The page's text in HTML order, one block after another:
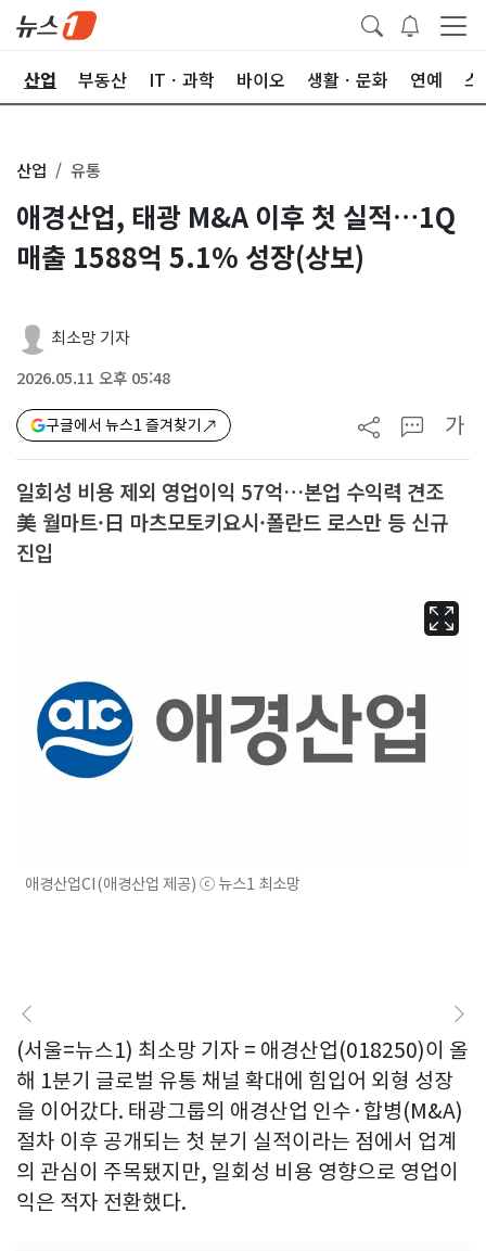
산업 부동산 ITㆍ과학 바이오 생활ㆍ문화 연예 스
산업 유통
애경산업, 태광 M&A 이후 첫 실적…1Q
매출 1588억 5.1% 성장(상보)
최소망 기자
2026.05.11 오후 05:48
구글에서 뉴스1 즐겨찾기 가
일회성 비용 제외 영업이익 57억…본업 수익력 견조
美 월마트·日 마츠모토키요시·폴란드 로스만 등 신규
진입
애경산업CI(애경산업 제공) ⓒ 뉴스1 최소망
(서울=뉴스1) 최소망 기자 = 애경산업(018250)이 올
해 1분기 글로벌 유통 채널 확대에 힘입어 외형 성장
을 이어갔다. 태광그룹의 애경산업 인수·합병(M&A)
절차 이후 공개되는 첫 분기 실적이라는 점에서 업계
의 관심이 주목됐지만, 일회성 비용 영향으로 영업이
익은 적자 전환했다.